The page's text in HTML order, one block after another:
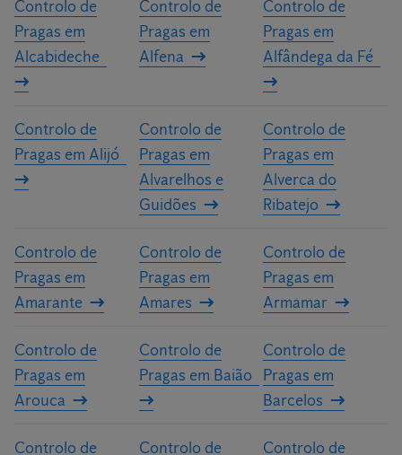
Controlo de
Pragas em
Alcabideche
Controlo de
Pragas em
Alfena
Controlo de
Pragas em
Alfândega da Fé
Controlo de
Pragas em Alijó
Controlo de
Pragas em
Alvarelhos e
Guidões
Controlo de
Pragas em
Alverca do
Ribatejo
Controlo de
Pragas em
Amarante
Controlo de
Pragas em
Amares
Controlo de
Pragas em
Armamar
Controlo de
Pragas em
Arouca
Controlo de
Pragas em Baião
Controlo de
Pragas em
Barcelos
Controlo de Controlo de Controlo de